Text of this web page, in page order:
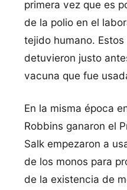
primera vez que es
de la polio en el
tejido humano.
detuvieron justo
vacuna que fue
En la misma época
Robbins ganaron el
Salk empezaron a
de los monos para
de la existencia de